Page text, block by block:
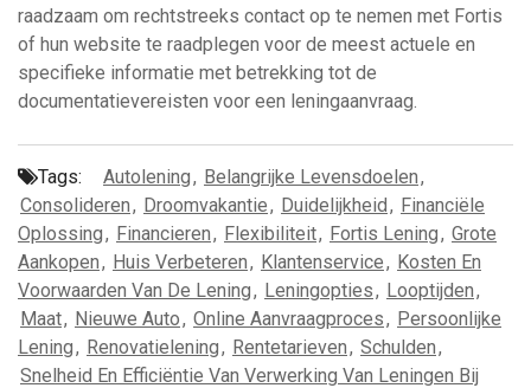
raadzaam om rechtstreeks contact op te nemen met Fortis
of hun website te raadplegen voor de meest actuele en
specifieke informatie met betrekking tot de
documentatievereisten voor een leningaanvraag.
Tags: Autolening, Belangrijke Levensdoelen,
Consolideren, Droomvakantie, Duidelijkheid, Financiële
Oplossing, Financieren, Flexibiliteit, Fortis Lening, Grote
Aankopen, Huis Verbeteren, Klantenservice, Kosten En
Voorwaarden Van De Lening, Leningopties, Looptijden,
Maat, Nieuwe Auto, Online Aanvraagproces, Persoonlijke
Lening, Renovatielening, Rentetarieven, Schulden,
Snelheid En Efficiëntie Van Verwerking Van Leningen Bij